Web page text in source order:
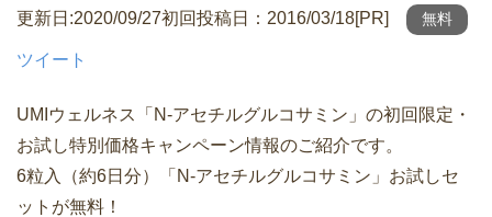
更新日:2020/09/27初回投稿日：2016/03/18[PR] 無料
ツイート
UMIウェルネス「N-アセチルグルコサミン」の初回限定・
お試し特別価格キャンペーン情報のご紹介です。
6粒入（約6日分）「N-アセチルグルコサミン」お試しセ
ットが無料！